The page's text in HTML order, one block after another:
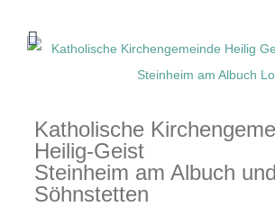
Inhalt
Katholische
Heilig-Geist
Steinheim am Albuch und
Söhnstetten